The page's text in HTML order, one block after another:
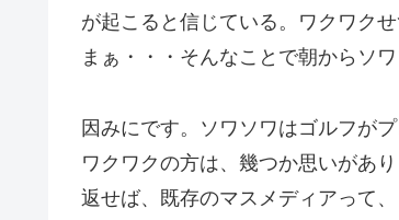
が起こると信じている。ワクワクせ
まぁ・・・そんなことで朝からソワ
因みにです。ソワソワはゴルフが
ワクワクの方は、幾つか思いがあ
返せば、既存のマスメディアって